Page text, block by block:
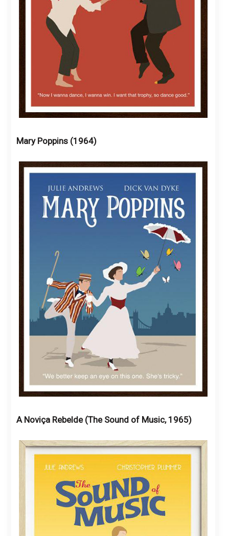
Mary Poppins (1964)
A Noviça Rebelde (The Sound of Music, 1965)